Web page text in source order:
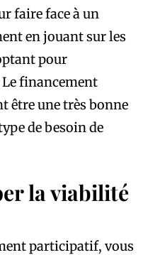
faire face à un
en jouant sur les
pour
Le financement
être une très bonne
de besoin de
la viabilité
participatif, vous